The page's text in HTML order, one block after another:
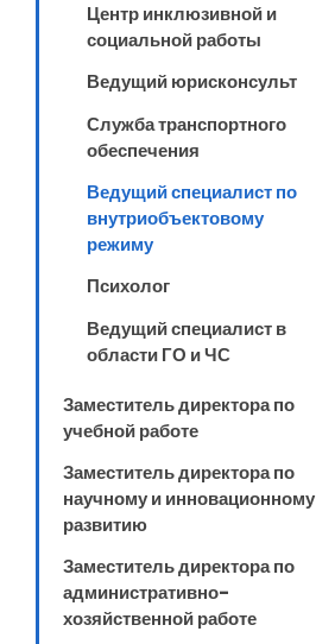
Центр инклюзивной и
социальной работы
Ведущий юрисконсульт
Служба транспортного
обеспечения
Ведущий специалист по
внутриобъектовому
режиму
Психолог
Ведущий специалист в
области ГО и ЧС
Заместитель директора по
учебной работе
Заместитель директора по
научному и инновационному
развитию
Заместитель директора по
административно-
хозяйственной работе